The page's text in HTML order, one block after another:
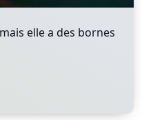
elle a des bornes